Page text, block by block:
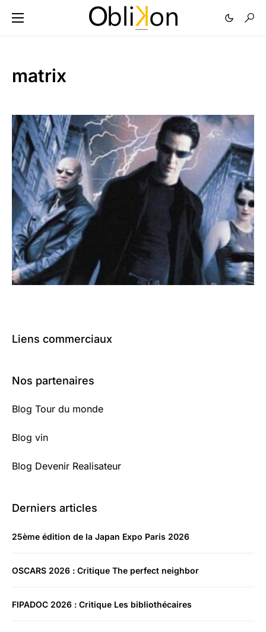
matrix
Liens commerciaux
Nos partenaires
Blog Tour du monde
Blog vin
Blog Devenir Realisateur
Derniers articles
25ème édition de la Japan Expo Paris 2026
OSCARS 2026 : Critique The perfect neighbor
FIPADOC 2026 : Critique Les bibliothécaires